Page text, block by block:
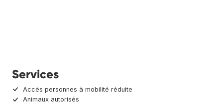
Services
Accès personnes à mobilité réduite
Animaux autorisés